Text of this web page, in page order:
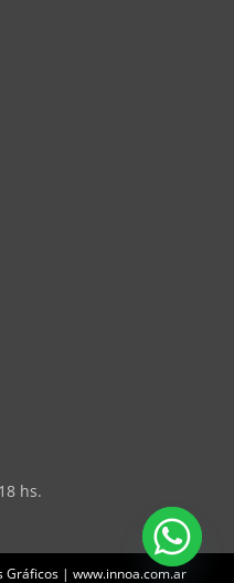
hs.
Gráficos | www.innoa.com.ar